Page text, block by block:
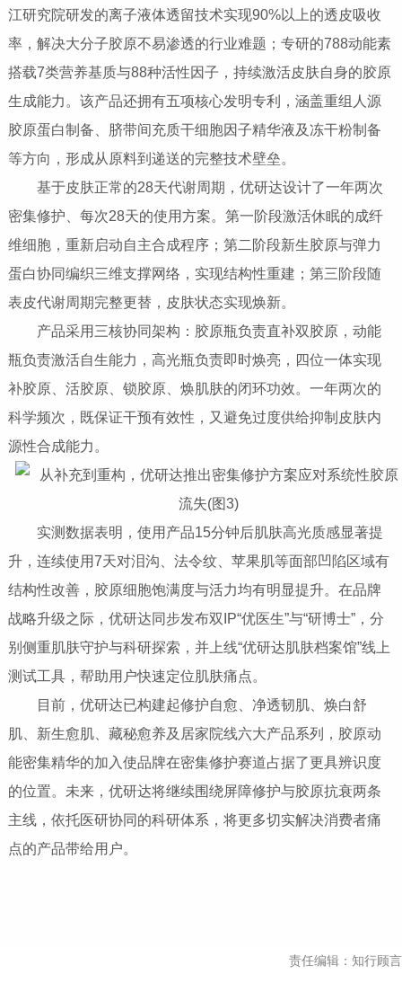
江研究院研发的离子液体透留技术实现90%以上的透皮吸收
率，解决大分子胶原不易渗透的行业难题；专研的788动能素
搭载7类营养基质与88种活性因子，持续激活皮肤自身的胶原
生成能力。该产品还拥有五项核心发明专利，涵盖重组人源
胶原蛋白制备、脐带间充质干细胞因子精华液及冻干粉制备
等方向，形成从原料到递送的完整技术壁垒。
基于皮肤正常的28天代谢周期，优研达设计了一年两次
密集修护、每次28天的使用方案。第一阶段激活休眠的成纤
维细胞，重新启动自主合成程序；第二阶段新生胶原与弹力
蛋白协同编织三维支撑网络，实现结构性重建；第三阶段随
表皮代谢周期完整更替，皮肤状态实现焕新。
产品采用三核协同架构：胶原瓶负责直补双胶原，动能
瓶负责激活自生能力，高光瓶负责即时焕亮，四位一体实现
补胶原、活胶原、锁胶原、焕肌肤的闭环功效。一年两次的
科学频次，既保证干预有效性，又避免过度供给抑制皮肤内
源性合成能力。
实测数据表明，使用产品15分钟后肌肤高光质感显著提
升，连续使用7天对泪沟、法令纹、苹果肌等面部凹陷区域有
结构性改善，胶原细胞饱满度与活力均有明显提升。在品牌
战略升级之际，优研达同步发布双IP“优医生”与“研博士”，分
别侧重肌肤守护与科研探索，并上线“优研达肌肤档案馆”线上
测试工具，帮助用户快速定位肌肤痛点。
目前，优研达已构建起修护自愈、净透韧肌、焕白舒
肌、新生愈肌、藏秘愈养及居家院线六大产品系列，胶原动
能密集精华的加入使品牌在密集修护赛道占据了更具辨识度
的位置。未来，优研达将继续围绕屏障修护与胶原抗衰两条
主线，依托医研协同的科研体系，将更多切实解决消费者痛
点的产品带给用户。
责任编辑：知行顾言